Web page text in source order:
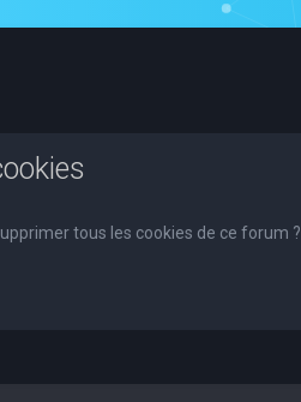
tous les cookies de ce forum ?